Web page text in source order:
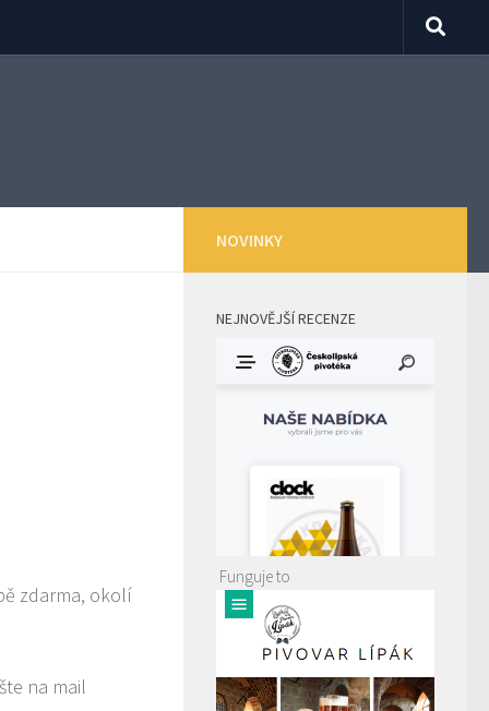
zdarma, okolí
na mail
NOVINKY
NEJNOVĚJŠÍ RECENZE
Funguje to